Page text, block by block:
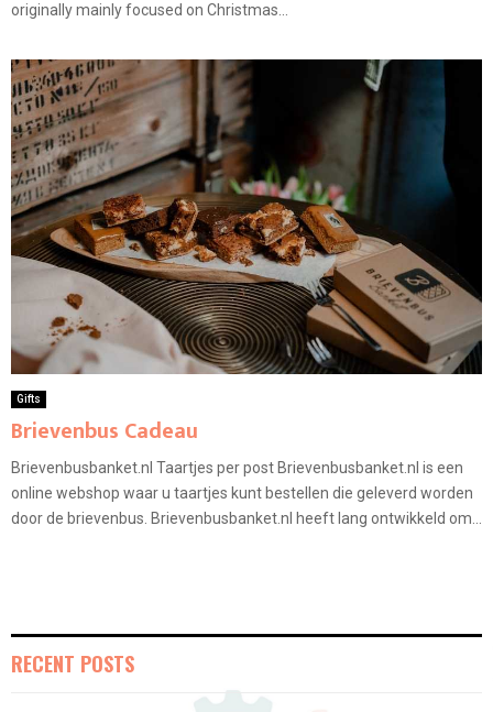
originally mainly focused on Christmas...
Gifts
Brievenbus Cadeau
Brievenbusbanket.nl Taartjes per post Brievenbusbanket.nl is een
online webshop waar u taartjes kunt bestellen die geleverd worden
door de brievenbus. Brievenbusbanket.nl heeft lang ontwikkeld om...
RECENT POSTS